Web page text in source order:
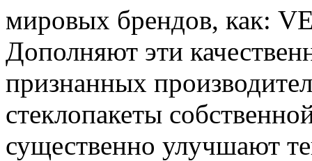
мировых брендов, как:
Дополняют эти
признанных
стеклопакеты
существенно улучшают